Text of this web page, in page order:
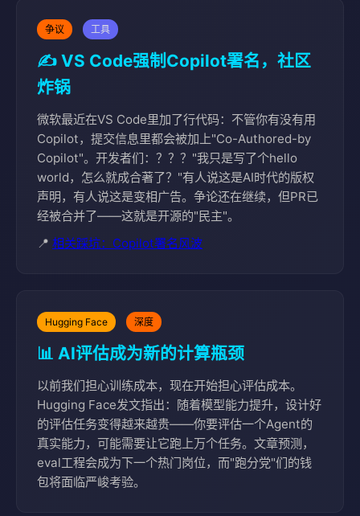
争议 工具
✍️ VS Code强制Copilot署名，社区
炸锅
微软最近在VS Code里加了行代码：不管你有没有用
Copilot，提交信息里都会被加上"Co-Authored-by
Copilot"。开发者们：？？？"我只是写了个hello
world，怎么就成合著了？"有人说这是AI时代的版权
声明，有人说这是变相广告。争论还在继续，但PR已
经被合并了——这就是开源的"民主"。
📍 相关踩坑：Copilot署名风波
Hugging Face 深度
📊 AI评估成为新的计算瓶颈
以前我们担心训练成本，现在开始担心评估成本。
Hugging Face发文指出：随着模型能力提升，设计好
的评估任务变得越来越贵——你要评估一个Agent的
真实能力，可能需要让它跑上万个任务。文章预测，
eval工程会成为下一个热门岗位，而"跑分党"们的钱
包将面临严峻考验。